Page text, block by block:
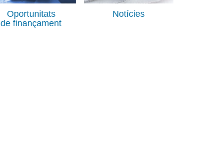
Oportunitats
de finançament
Notícies